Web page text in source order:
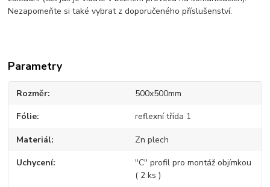
Nezapomeňte si také vybrat z doporučeného příslušenství.
Parametry
Rozměr 500x500mm
Fólie reflexní třída 1
Materiál Zn plech
Uchycení
"C" profil pro montáž objímkou
( 2 ks )